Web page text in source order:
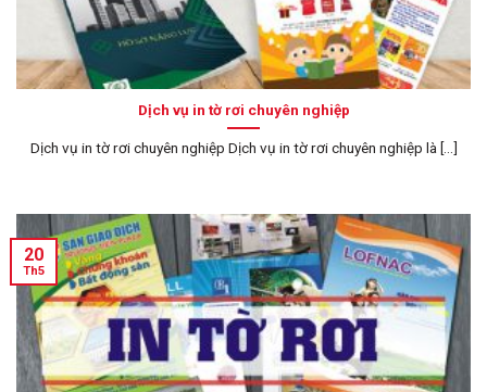
Dịch vụ in tờ rơi chuyên nghiệp
Dịch vụ in tờ rơi chuyên nghiệp Dịch vụ in tờ rơi chuyên nghiệp là [...]
20
Th5